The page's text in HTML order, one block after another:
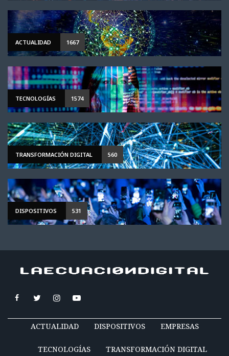
ACTUALIDAD 1667
TECNOLOGÍAS 1574
TRANSFORMACIÓN DIGITAL 560
DISPOSITIVOS 531
ACTUALIDAD DISPOSITIVOS EMPRESAS
TECNOLOGÍAS TRANSFORMACIÓN DIGITAL